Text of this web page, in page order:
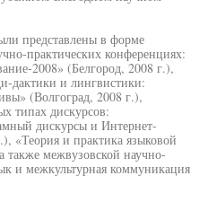
представлены в форме
практических конференциях:
2008» (Белгород, 2008 г.),
дактики и лингвистики:
(Волгоград, 2008 г.),
типах дискурсов:
дискурсы и Интернет-
«Теория и практика языковой
межвузовской научно-
и межкультурная коммуникация